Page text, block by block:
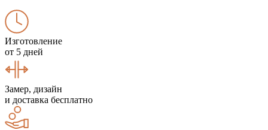
Изготовление
от 5 дней
Замер, дизайн
и доставка бесплатно